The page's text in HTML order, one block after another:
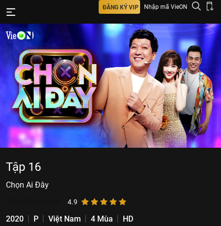
ĐĂNG KÝ VIP Nhập mã VieON
Tập 16
Chọn Ai Đây
4.9
2020 P Việt Nam 4 Mùa
HD